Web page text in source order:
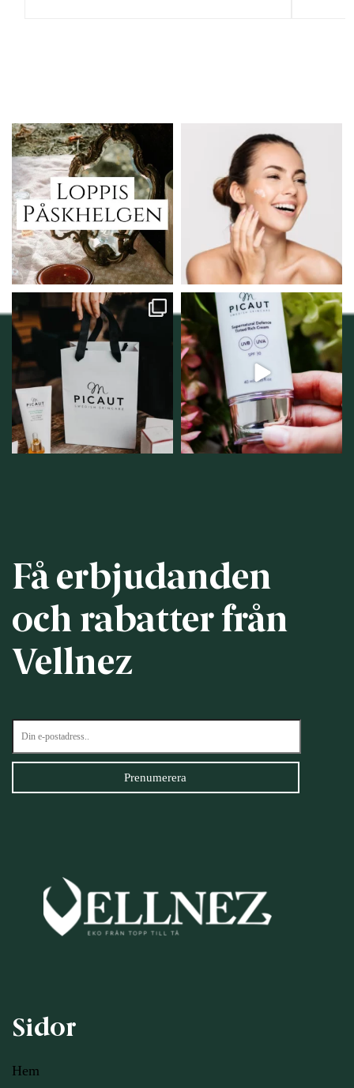
Vi skall ha loppis!
I Vellnez anda;...
6 0
Behandlingserbjudande
februari-mars!
Vi...
0
Vellnez – din
samlingsplats för
personlig handel i
12 0
Njut av solens härliga
strålar men skydda dig...
12 1
Få erbjudanden
och rabatter från
Vellnez
Sidor
Hem